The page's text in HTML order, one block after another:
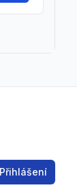
Přihlášení